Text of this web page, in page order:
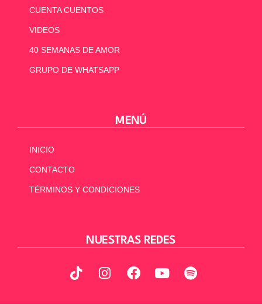
CUENTA CUENTOS
VIDEOS
40 SEMANAS DE AMOR
GRUPO DE WHATSAPP
MENÚ
INICIO
CONTACTO
TÉRMINOS Y CONDICIONES
NUESTRAS REDES